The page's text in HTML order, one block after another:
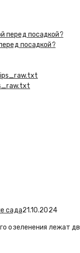
посадкой?
сада21.10.2024
озеленения лежат